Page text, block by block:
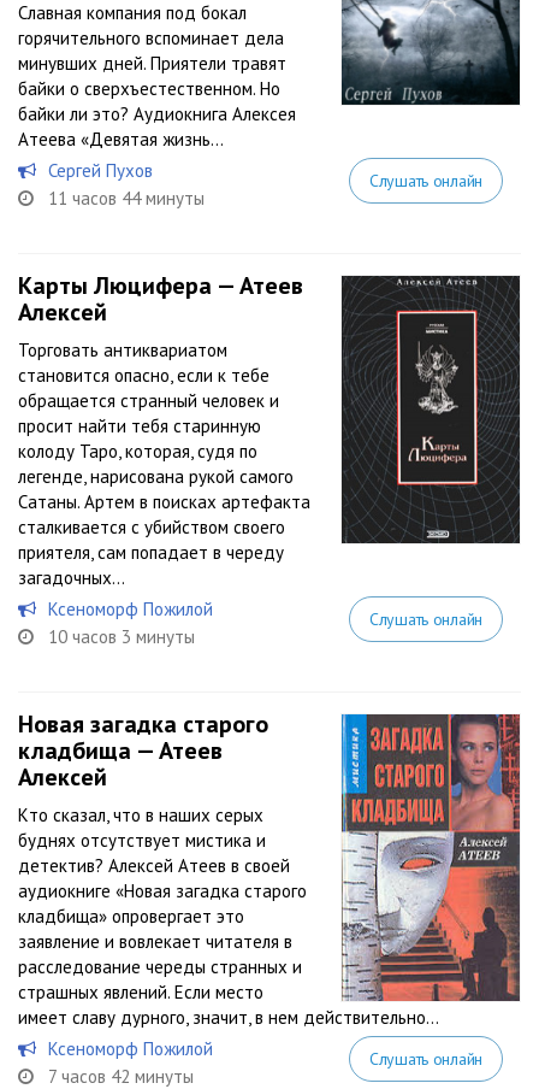
Славная компания под бокал
горячительного вспоминает дела
минувших дней. Приятели травят
байки о сверхъестественном. Но
байки ли это? Аудиокнига Алексея
Атеева «Девятая жизнь...
Сергей Пухов
11 часов 44 минуты
Слушать онлайн
Карты Люцифера — Атеев
Алексей
Торговать антиквариатом
становится опасно, если к тебе
обращается странный человек и
просит найти тебя старинную
колоду Таро, которая, судя по
легенде, нарисована рукой самого
Сатаны. Артем в поисках артефакта
сталкивается с убийством своего
приятеля, сам попадает в череду
загадочных...
Ксеноморф Пожилой
10 часов 3 минуты
Слушать онлайн
Новая загадка старого
кладбища — Атеев
Алексей
Кто сказал, что в наших серых
буднях отсутствует мистика и
детектив? Алексей Атеев в своей
аудиокниге «Новая загадка старого
кладбища» опровергает это
заявление и вовлекает читателя в
расследование череды странных и
страшных явлений. Если место
имеет славу дурного, значит, в нем действительно...
Ксеноморф Пожилой
7 часов 42 минуты
Слушать онлайн